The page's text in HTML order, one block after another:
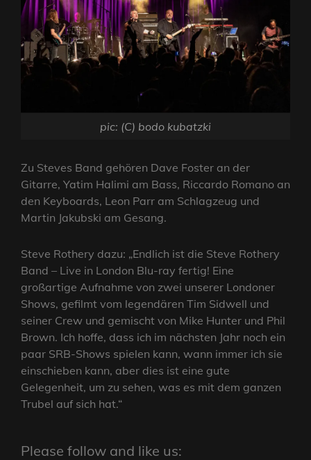
pic: (C) bodo kubatzki
Zu Steves Band gehören Dave Foster an der
Gitarre, Yatim Halimi am Bass, Riccardo Romano an
den Keyboards, Leon Parr am Schlagzeug und
Martin Jakubski am Gesang.
Steve Rothery dazu: „Endlich ist die Steve Rothery
Band – Live in London Blu-ray fertig! Eine
großartige Aufnahme von zwei unserer Londoner
Shows, gefilmt vom legendären Tim Sidwell und
seiner Crew und gemischt von Mike Hunter und Phil
Brown. Ich hoffe, dass ich im nächsten Jahr noch ein
paar SRB-Shows spielen kann, wann immer ich sie
einschieben kann, aber dies ist eine gute
Gelegenheit, um zu sehen, was es mit dem ganzen
Trubel auf sich hat.“
Please follow and like us: